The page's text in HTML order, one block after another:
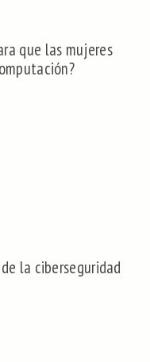
que las mujeres
la ciberseguridad